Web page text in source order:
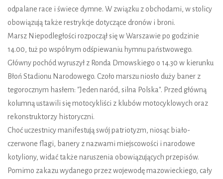
odpalane race i świece dymne. W związku z obchodami, w stolicy
obowiązują także restrykcje dotyczące dronów i broni.
Marsz Niepodległości rozpoczął się w Warszawie po godzinie
14.00, tuż po wspólnym odśpiewaniu hymnu państwowego.
Główny pochód wyruszył z Ronda Dmowskiego o 14.30 w kierunku
Błoń Stadionu Narodowego. Czoło marszu niosło duży baner z
tegorocznym hasłem: "Jeden naród, silna Polska". Przed główną
kolumną ustawili się motocykliści z klubów motocyklowych oraz
rekonstruktorzy historyczni.
Choć uczestnicy manifestują swój patriotyzm, niosąc biało-
czerwone flagi, banery z nazwami miejscowości i narodowe
kotyliony, widać także naruszenia obowiązujących przepisów.
Pomimo zakazu wydanego przez wojewodę mazowieckiego, cały